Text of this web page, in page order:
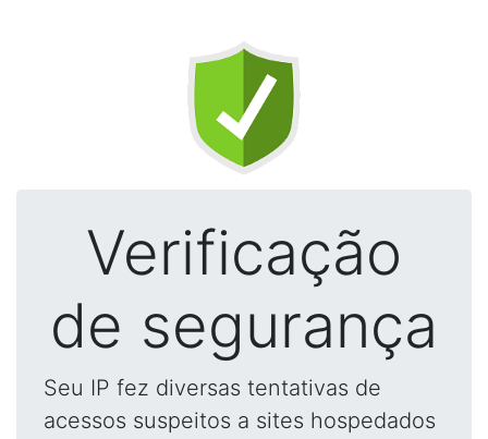
Verificação
de segurança
Seu IP fez diversas tentativas de
acessos suspeitos a sites hospedados